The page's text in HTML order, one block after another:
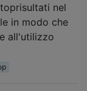
nel
in modo che
all'utilizzo